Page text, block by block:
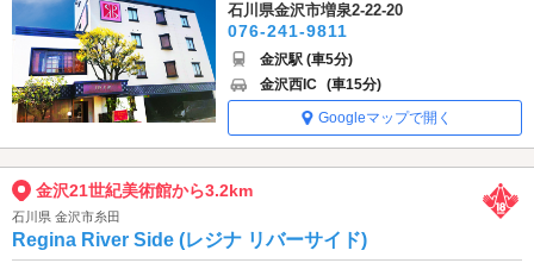
石川県金沢市増泉2-22-20
076-241-9811
金沢駅 (車5分)
金沢西IC (車15分)
Googleマップで開く
金沢21世紀美術館から3.2km
石川県 金沢市糸田
Regina River Side (レジナ リバーサイド)